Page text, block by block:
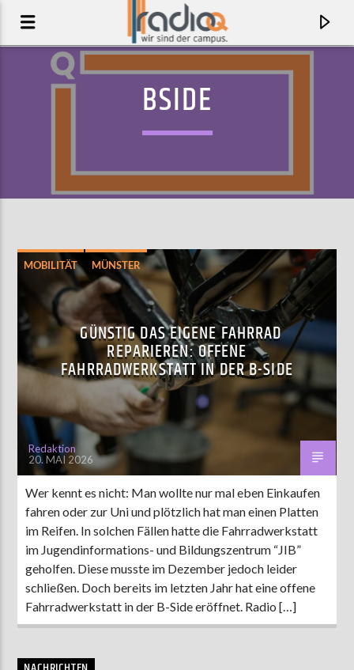
AKTUELLER TRACK
BRAIN CELLS
MAXIMO PARK
AKTUELLE SENDUNG
MOEBIUS
12:00 24:00
ZU HÖREN IN Münster90,9 MHz Steinfurt103,9 MHz
BSIDE
MOBILITÄT MÜNSTER
GÜNSTIG DAS EIGENE FAHRRAD
REPARIEREN: OFFENE
FAHRRADWERKSTATT IN DER B-SIDE
Redaktion
20. MAI 2026
Wer kennt es nicht: Man wollte nur mal eben Einkaufen
fahren oder zur Uni und plötzlich hat man einen Platten
im Reifen. In solchen Fällen hatte die Fahrradwerkstatt
im Jugendinformations- und Bildungszentrum “JIB”
geholfen. Diese musste im Dezember jedoch leider
schließen. Doch bereits im letzten Jahr hat eine offene
Fahrradwerkstatt in der B-Side eröffnet. Radio […]